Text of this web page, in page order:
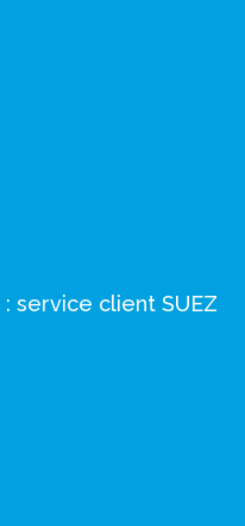
service client SUEZ